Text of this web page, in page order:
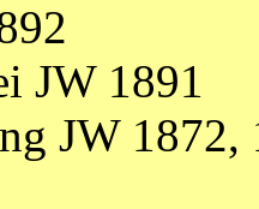
JW 1891
JW